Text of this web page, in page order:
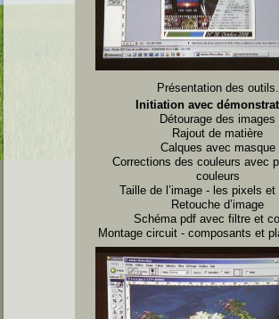
Présentation des outils.
Initiation avec
Détourage des images
Rajout de matière
Calques avec masque
Corrections des couleurs avec
couleurs
Taille de l’image - les pixels
Retouche d’image
Schéma pdf avec filtre et
Montage circuit - composants et